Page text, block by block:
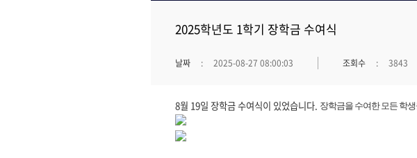
2025학년도 1학기 장학금 수여식
날짜 2025-08-27 08:00:03 조회수 3843
8월 19일 장학금 수여식이 있었습니다. 장학금을 수여한 모든 학